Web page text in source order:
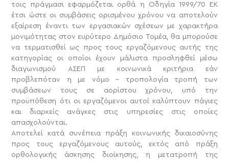
τοις πράγμασι εφαρμόζεται ορθά η Οδηγία 1999/70 ΕΚ
έτσι ώστε οι συμβάσεις ορισμένου χρόνου να αποτελούν
εξαίρεση έναντι των εργασιακών σχέσεων με χαρακτήρα
μονιμότητας στον ευρύτερο Δημόσιο Τομέα, θα μπορούσε
να τερματισθεί ως προς τους εργαζόμενους αυτής της
κατηγορίας οι οποίοι έχουν μάλιστα προσληφθεί μέσω
διαγωνισμού ΑΣΕΠ με κοινωνικά κριτήρια εάν
προβλεπόταν η με νόμο – τροπολογία τροπή των
συμβάσεων τους σε αορίστου χρόνου, υπό την
προϋπόθεση ότι οι εργαζόμενοι αυτοί καλύπτουν πάγιες
και διαρκείς ανάγκες στις υπηρεσίες στις οποίες
απασχολούνται.
Αποτελεί κατά συνέπεια πράξη κοινωνικής δικαιοσύνης
προς τους εργαζόμενους αυτούς, εκτός από πράξη
ορθολογικής άσκησης διοίκησης, η μετατροπή της